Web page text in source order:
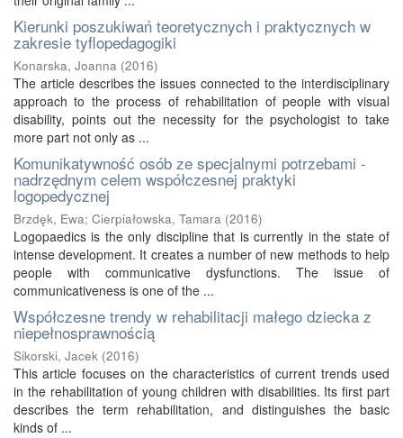
Kierunki poszukiwań teoretycznych i praktycznych w
zakresie tyflopedagogiki
Konarska, Joanna (2016)
The article describes the issues connected to the interdisciplinary
approach to the process of rehabilitation of people with visual
disability, points out the necessity for the psychologist to take
more part not only as ...
Komunikatywność osób ze specjalnymi potrzebami -
nadrzędnym celem współczesnej praktyki
logopedycznej
Brzdęk, Ewa; Cierpiałowska, Tamara (2016)
Logopaedics is the only discipline that is currently in the state of
intense development. It creates a number of new methods to help
people with communicative dysfunctions. The issue of
communicativeness is one of the ...
Współczesne trendy w rehabilitacji małego dziecka z
niepełnosprawnością
Sikorski, Jacek (2016)
This article focuses on the characteristics of current trends used
in the rehabilitation of young children with disabilities. Its first part
describes the term rehabilitation, and distinguishes the basic
kinds of ...